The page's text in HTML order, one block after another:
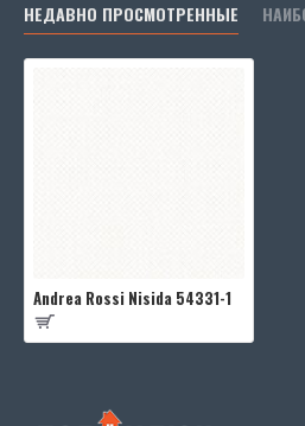
НЕДАВНО ПРОСМОТРЕННЫЕ
Andrea Rossi Nisida 54331-1